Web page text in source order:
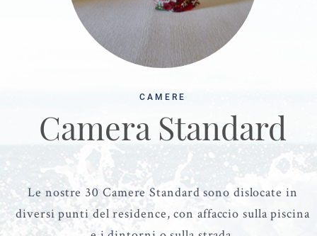
CAMERE
Camera Standard
Le nostre 30 Camere Standard sono dislocate in
diversi punti del residence, con affaccio sulla piscina
CAMERE
Superior vista mare
Posizionate negli ultimi piani della struttura, le
nostre due Superior vista mare sono il fiore